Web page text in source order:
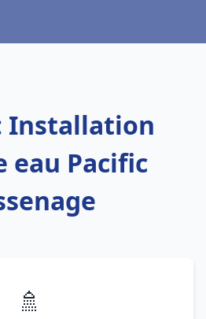
Installation
eau Pacific
🚿